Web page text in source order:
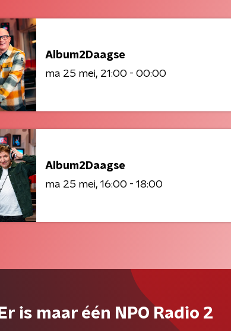
Album2Daagse
ma 25 mei 21:00 - 00:00
Album2Daagse
ma 25 mei 16:00 - 18:00
Er is maar één NPO Radio 2